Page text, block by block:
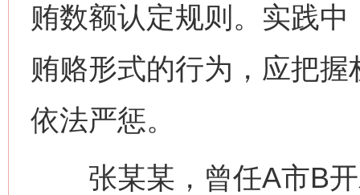
贿数额认定规则。实践
贿赂形式的行为，应把
依法严惩。
张某某，曾任A市B开